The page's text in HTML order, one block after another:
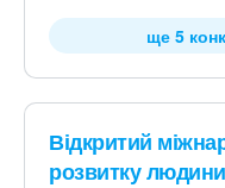
ще 5
Відкритий
розвитку